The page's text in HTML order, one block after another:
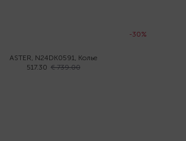
-30%
ASTER, N24DK0591, Колье
517.30 € 739.00